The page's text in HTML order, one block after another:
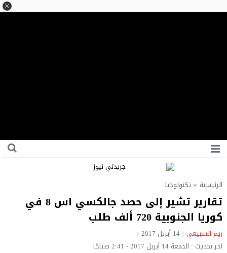
الرئيسية » تكنولوجيا
تقارير تشير إلى حصد جالكسي اس 8 في
كوريا الجنوبية 720 ألف طلب
ريم السبيعي 14 أبريل 2017
آخر تحديث : الجمعة 14 أبريل 2017 - 2:41 صباحًا